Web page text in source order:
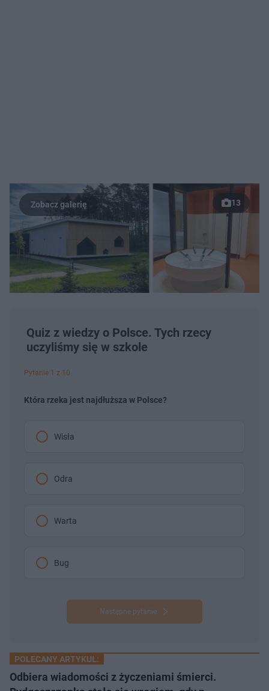
13
Quiz z wiedzy o Polsce. Tych rzecy
uczyliśmy się w szkole
Pytanie 1 z 10
Która rzeka jest najdłuższa w Polsce?
Wisła
Odra
Warta
Bug
Następne pytanie
POLECANY ARTYKUŁ:
Odbiera wiadomości z życzeniami śmierci.